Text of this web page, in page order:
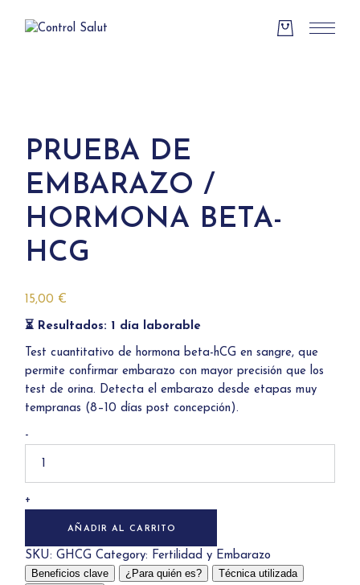
PRUEBA DE
EMBARAZO /
HORMONA BETA-
HCG
15,00 €
⏳ Resultados: 1 día laborable
Test cuantitativo de hormona beta-hCG en sangre, que
permite confirmar embarazo con mayor precisión que los
test de orina. Detecta el embarazo desde etapas muy
tempranas (8–10 días post concepción).
de
embarazo
Hormona
hCG
-
+
AÑADIR AL CARRITO
SKU:GHCGCategory: Fertilidad y Embarazo
Beneficios clave
¿Para quién es?
Técnica utilizada